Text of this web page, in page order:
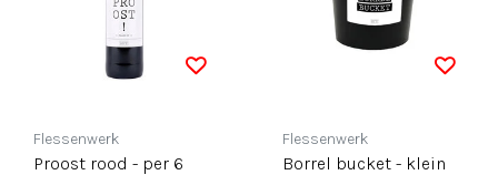
Flessenwerk
Proost rood - per 6
Flessenwerk
Borrel bucket - klein